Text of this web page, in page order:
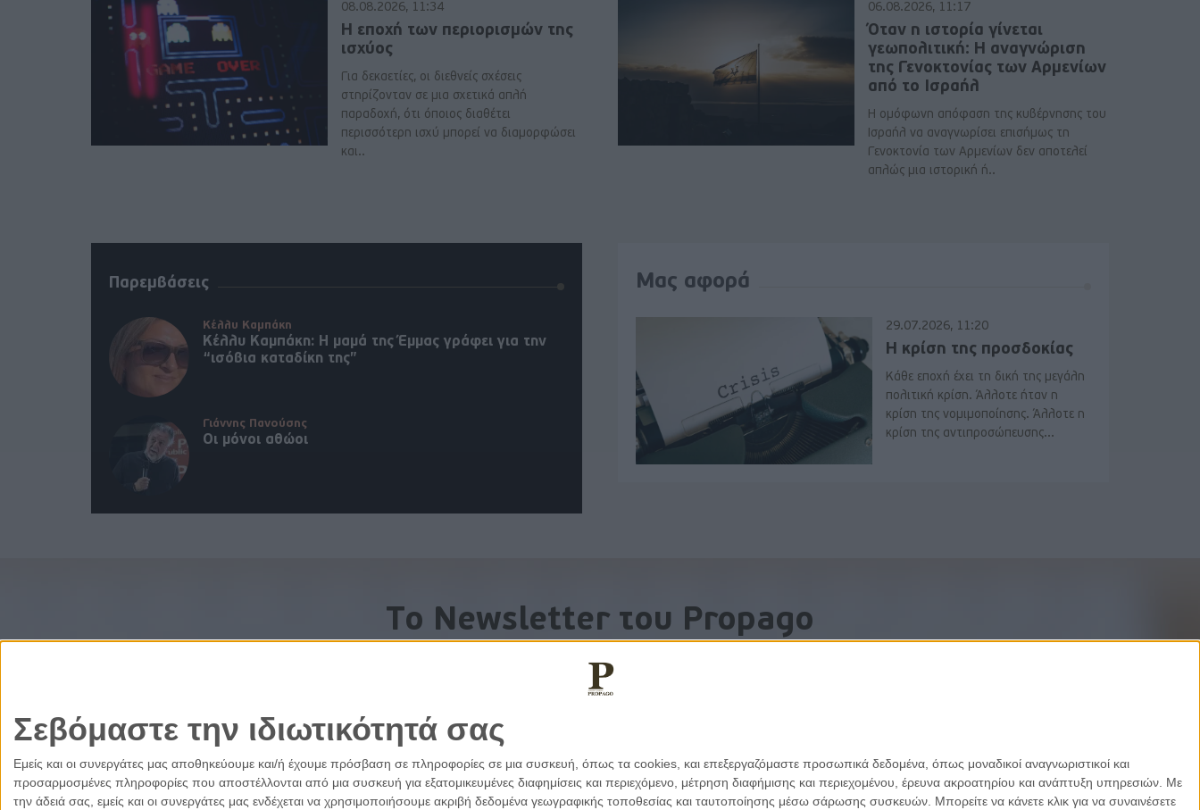
Σεβόμαστε την ιδιωτικότητά σας
Εμείς και οι συνεργάτες μας αποθηκεύουμε και/ή έχουμε πρόσβαση σε πληροφορίες σε μια συσκευή, όπως τα cookies, και επεξεργαζόμαστε προσωπικά δεδομένα, όπως μοναδικοί αναγνωριστικοί και
προσαρμοσμένες πληροφορίες που αποστέλλονται από μια συσκευή για εξατομικευμένες διαφημίσεις και περιεχόμενο, μέτρηση διαφήμισης και περιεχομένου, έρευνα ακροατηρίου και ανάπτυξη υπηρεσιών. Με
την άδειά σας, εμείς και οι συνεργάτες μας ενδέχεται να χρησιμοποιήσουμε ακριβή δεδομένα γεωγραφικής τοποθεσίας και ταυτοποίησης μέσω σάρωσης συσκευών. Μπορείτε να κάνετε κλικ για να συναινέσετε
08.08.2026, 11:34
Η εποχή των περιορισμών της
ισχύος
Για δεκαετίες, οι διεθνείς σχέσεις
στηρίζονταν σε μια σχετικά απλή
παραδοχή, ότι όποιος διαθέτει
περισσότερη ισχύ μπορεί να διαμορφώσει
και..
06.08.2026, 11:17
Όταν η ιστορία γίνεται
γεωπολιτική: Η αναγνώριση
της Γενοκτονίας των Αρμενίων
από το Ισραήλ
Η ομόφωνη απόφαση της κυβέρνησης του
Ισραήλ να αναγνωρίσει επισήμως τη
Γενοκτονία των Αρμενίων δεν αποτελεί
απλώς μια ιστορική ή..
Παρεμβάσεις
Κέλλυ Καμπάκη
Κέλλυ Καμπάκη: Η μαμά της Έμμας γράφει για την
“ισόβια καταδίκη της”
Γιάννης Πανούσης
Οι μόνοι αθώοι
Μας αφορά
29.07.2026, 11:20
Η κρίση της προσδοκίας
Κάθε εποχή έχει τη δική της μεγάλη
πολιτική κρίση. Άλλοτε ήταν η
κρίση της νομιμοποίησης. Άλλοτε η
κρίση της αντιπροσώπευσης...
To Newsletter του Propago
Λάβετε την ανάλυση της ημέρας στο email σας